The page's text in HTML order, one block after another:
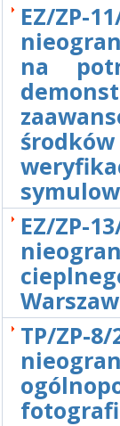
EZ/ZP-
na
EZ/ZP-
TP/